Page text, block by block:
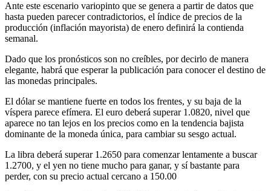
Ante este escenario variopinto que se genera a partir de datos que
hasta pueden parecer contradictorios, el índice de precios de la
producción (inflación mayorista) de enero definirá la contienda
semanal.
Dado que los pronósticos son no creíbles, por decirlo de manera
elegante, habrá que esperar la publicación para conocer el destino de
las monedas principales.
El dólar se mantiene fuerte en todos los frentes, y su baja de la
víspera parece efímera. El euro deberá superar 1.0820, nivel que
aparece no tan lejos en los precios como en la tendencia bajista
dominante de la moneda única, para cambiar su sesgo actual.
La libra deberá superar 1.2650 para comenzar lentamente a buscar
1.2700, y el yen no tiene mucho para ganar, y sí bastante para
perder, con su precio actual cercano a 150.00